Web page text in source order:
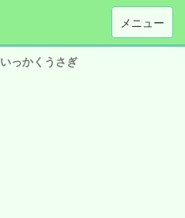
メニュー
いっかくうさぎ